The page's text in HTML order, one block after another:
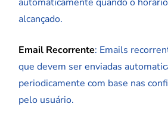
alcançado.
Email Recorrente: Emails
que devem ser enviadas
periodicamente com base nas
pelo usuário.